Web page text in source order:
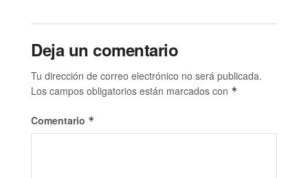
Deja un comentario
Tu dirección de correo electrónico no será publicada.
Los campos obligatorios están marcados con *
Comentario *